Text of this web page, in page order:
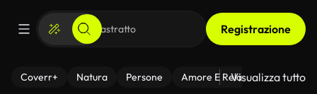
Registrazione
Coverr+ Natura Persone Amore E Relazioni Il
Visualizza tutto